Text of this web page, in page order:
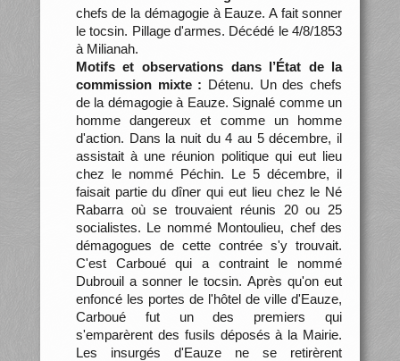
chefs de la démagogie à Eauze. A fait sonner
le tocsin. Pillage d'armes. Décédé le 4/8/1853
à Milianah.
Motifs et observations dans l’État de la
commission mixte : Détenu. Un des chefs
de la démagogie à Eauze. Signalé comme un
homme dangereux et comme un homme
d'action. Dans la nuit du 4 au 5 décembre, il
assistait à une réunion politique qui eut lieu
chez le nommé Péchin. Le 5 décembre, il
faisait partie du dîner qui eut lieu chez le Né
Rabarra où se trouvaient réunis 20 ou 25
socialistes. Le nommé Montoulieu, chef des
démagogues de cette contrée s'y trouvait.
C'est Carboué qui a contraint le nommé
Dubrouil a sonner le tocsin. Après qu'on eut
enfoncé les portes de l'hôtel de ville d'Eauze,
Carboué fut un des premiers qui
s'emparèrent des fusils déposés à la Mairie.
Les insurgés d'Eauze ne se retirèrent